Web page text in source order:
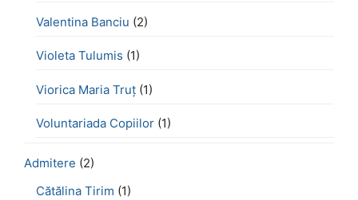
Valentina Banciu (2)
Violeta Tulumis (1)
Viorica Maria Truț (1)
Voluntariada Copiilor (1)
Admitere (2)
Cătălina Tirim (1)